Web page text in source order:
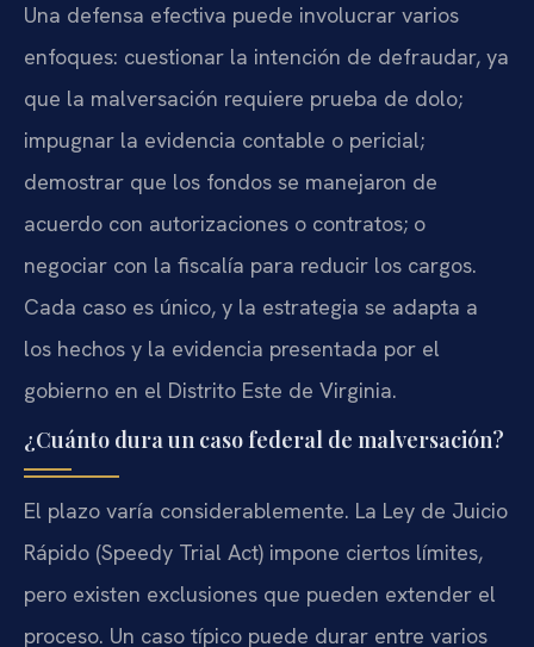
Una defensa efectiva puede involucrar varios
enfoques: cuestionar la intención de defraudar, ya
que la malversación requiere prueba de dolo;
impugnar la evidencia contable o pericial;
demostrar que los fondos se manejaron de
acuerdo con autorizaciones o contratos; o
negociar con la fiscalía para reducir los cargos.
Cada caso es único, y la estrategia se adapta a
los hechos y la evidencia presentada por el
gobierno en el Distrito Este de Virginia.
¿Cuánto dura un caso federal de malversación?
El plazo varía considerablemente. La Ley de Juicio
Rápido (Speedy Trial Act) impone ciertos límites,
pero existen exclusiones que pueden extender el
proceso. Un caso típico puede durar entre varios